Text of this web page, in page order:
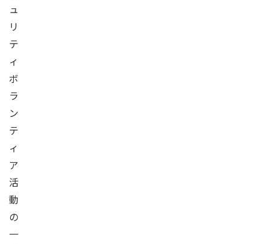
ュ
リ
テ
ィ
ボ
ラ
ン
テ
ィ
ア
活
動
の
一